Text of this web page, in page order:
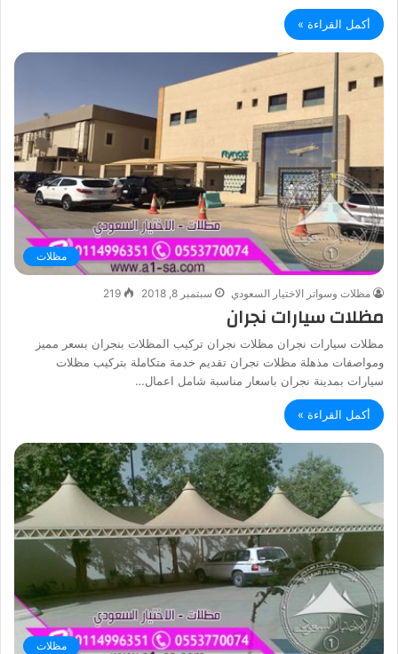
أكمل القراءة »
مظلات
مظلات وسواتر الاختيار السعودي سبتمبر 8, 2018 219
مظلات سيارات نجران
مظلات سيارات نجران مظلات نجران تركيب المظلات بنجران بسعر مميز
ومواصفات مذهلة مظلات نجران تقديم خدمة متكاملة بتركيب مظلات
سيارات بمدينة نجران باسعار مناسبة شامل اعمال…
أكمل القراءة »
مظلات